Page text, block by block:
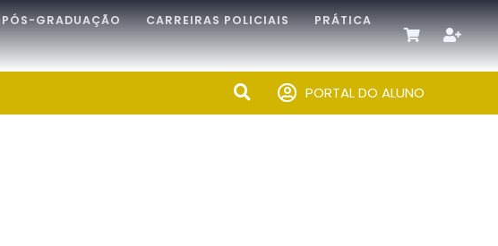
PORTAL DO ALUNO
PÓS-GRADUAÇÃO CARREIRAS POLICIAIS
PRÁTICA